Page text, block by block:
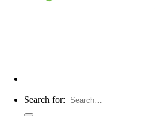
Search for: